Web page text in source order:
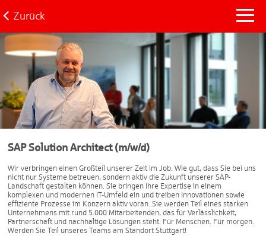
Zurück
SAP Solution Architect (m/w/d)
Wir verbringen einen Großteil unserer Zeit im Job. Wie gut, dass Sie bei uns
nicht nur Systeme betreuen, sondern aktiv die Zukunft unserer SAP-
Landschaft gestalten können. Sie bringen Ihre Expertise in einem
komplexen und modernen IT-Umfeld ein und treiben Innovationen sowie
effiziente Prozesse im Konzern aktiv voran. Sie werden Teil eines starken
Unternehmens mit rund 5.000 Mitarbeitenden, das für Verlässlichkeit,
Partnerschaft und nachhaltige Lösungen steht. Für Menschen. Für morgen.
Werden Sie Teil unseres Teams am Standort Stuttgart!